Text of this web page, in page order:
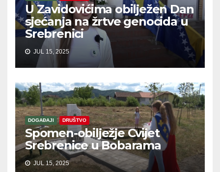
U Zavidovićima obilježen Dan
sjećanja na žrtve genocida u
Srebrenici
JUL 15, 2025
DOGAĐAJI DRUŠTVO
Spomen-obilježje Cvijet
Srebrenice u Bobarama
JUL 15, 2025